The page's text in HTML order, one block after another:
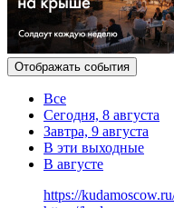
Отображать события
Все
Сегодня, 8 августа
Завтра, 9 августа
В эти выходные
В августе
https://